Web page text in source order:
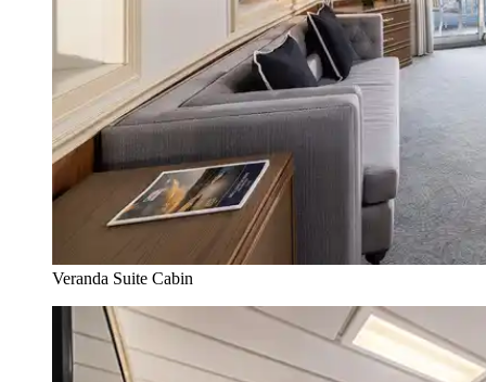
Veranda Suite Cabin